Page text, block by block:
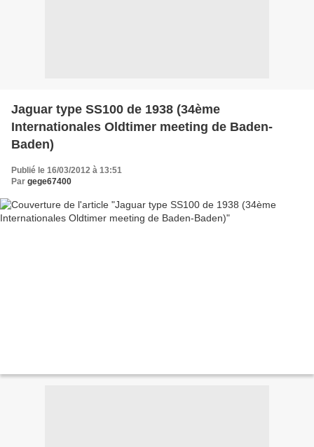
Jaguar type SS100 de 1938 (34ème
Internationales Oldtimer meeting de Baden-
Baden)
Publié le 16/03/2012 à 13:51
Par gege67400